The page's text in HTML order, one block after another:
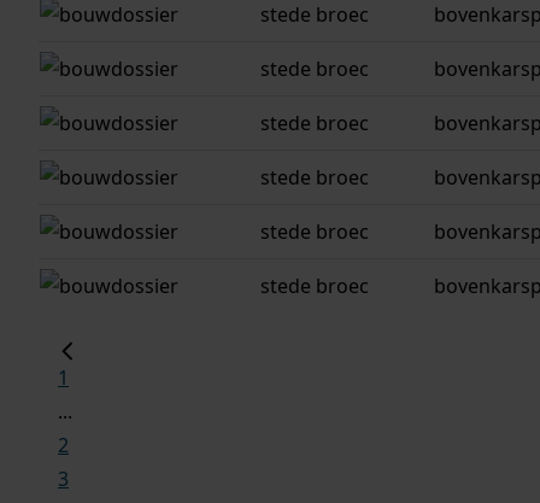
stede broec
stede broec
stede broec
stede broec
stede broec
stede broec
1
...
2
3